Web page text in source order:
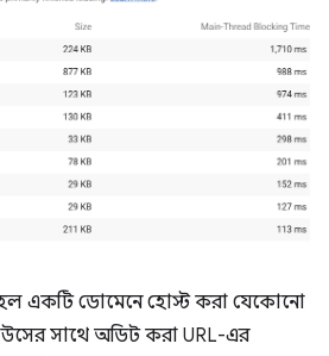
হল একটি ডোমেনে হোস্ট করা যেকোনো
সাথে অডিট করা URL-এর